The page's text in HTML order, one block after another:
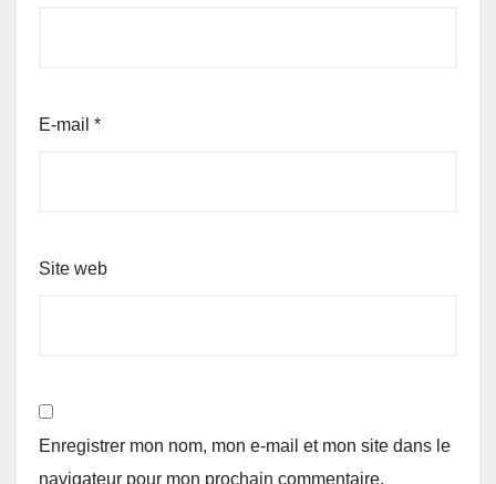
E-mail *
Site web
Enregistrer mon nom, mon e-mail et mon site dans le
navigateur pour mon prochain commentaire.